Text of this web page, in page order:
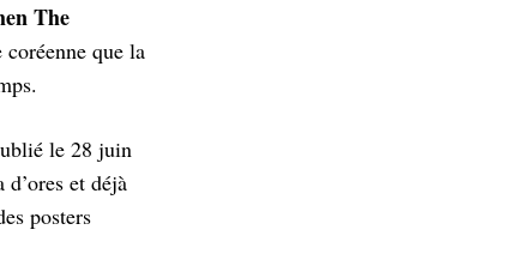
The
que la
le 28 juin
et déjà
posters